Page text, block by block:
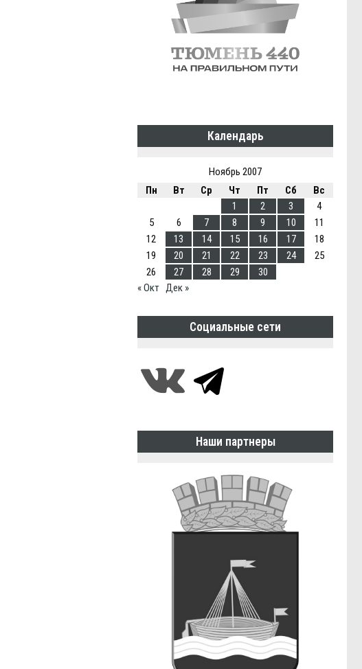
Календарь
Ноябрь 2007
Пн
Вт Ср Чт Пт Сб
Вс
1
2 3
4
5
6 7 8 9 10
11
12
13 14 15 16 17
18
19
20 21 22 23 24
25
26
27 28 29
30
« Окт Дек »
Социальные сети
Наши партнеры